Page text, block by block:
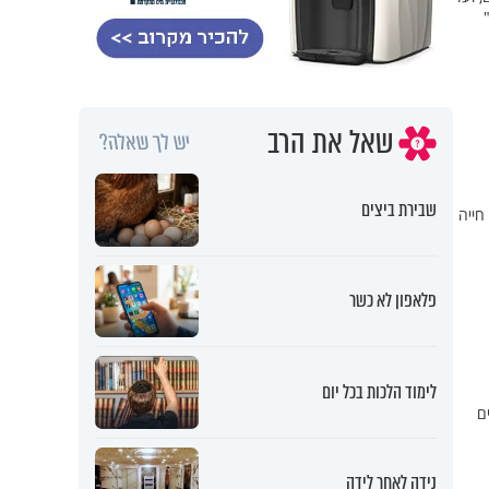
שאל את הרב יש לך שאלה?
שבירת ביצים
פלאפון לא כשר
לימוד הלכות בכל יום
נידה לאחר לידה